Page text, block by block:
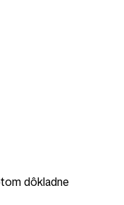
dôkladne